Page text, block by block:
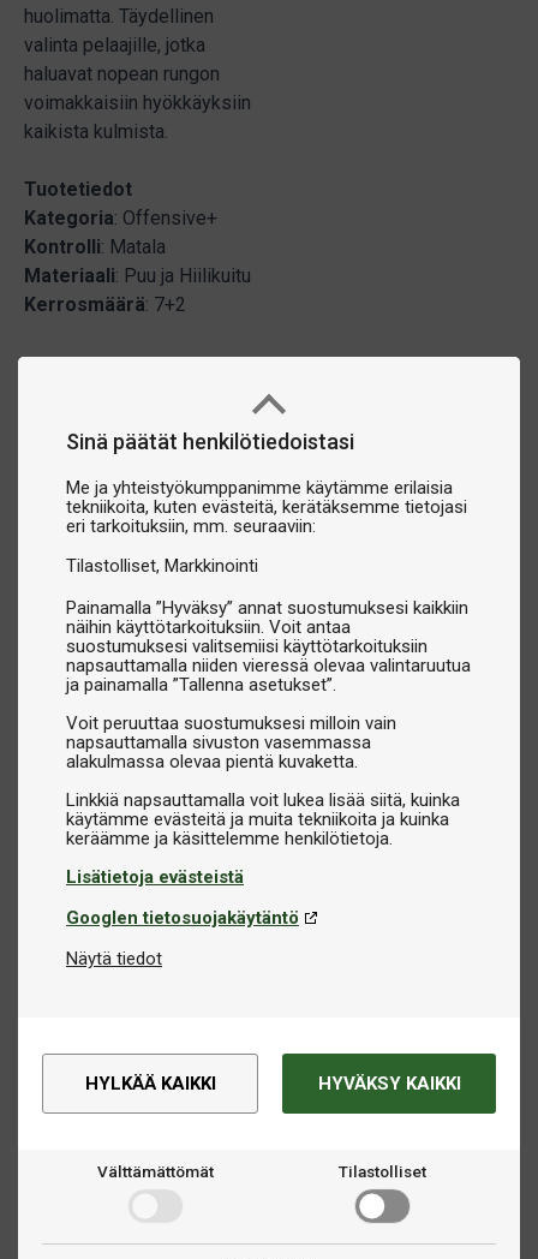
Sinä päätät henkilötiedoistasi
Me ja yhteistyökumppanimme käytämme erilaisia
tekniikoita, kuten evästeitä, kerätäksemme tietojasi
eri tarkoituksiin, mm. seuraaviin:
Tilastolliset Markkinointi
Painamalla ”Hyväksy” annat suostumuksesi kaikkiin
näihin käyttötarkoituksiin. Voit antaa
suostumuksesi valitsemiisi käyttötarkoituksiin
napsauttamalla niiden vieressä olevaa valintaruutua
ja painamalla ”Tallenna asetukset”.
Voit peruuttaa suostumuksesi milloin vain
napsauttamalla sivuston vasemmassa
alakulmassa olevaa pientä kuvaketta.
Linkkiä napsauttamalla voit lukea lisää siitä, kuinka
käytämme evästeitä ja muita tekniikoita ja kuinka
Lisätietoja evästeistä
Googlen tietosuojakäytäntö
Näytä tiedot
HYLKÄÄ KAIKKI HYVÄKSY KAIKKI
Välttämättömät Tilastolliset
huolimatta. Täydellinen
valinta pelaajille, jotka
haluavat nopean rungon
voimakkaisiin hyökkäyksiin
kaikista kulmista.
Tuotetiedot
Kategoria: Offensive+
Kontrolli: Matala
Materiaali: Puu ja Hiilikuitu
Kerrosmäärä: 7+2